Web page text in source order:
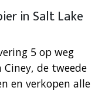
in Salt Lake
5 op weg
de tweede
en verkopen alle